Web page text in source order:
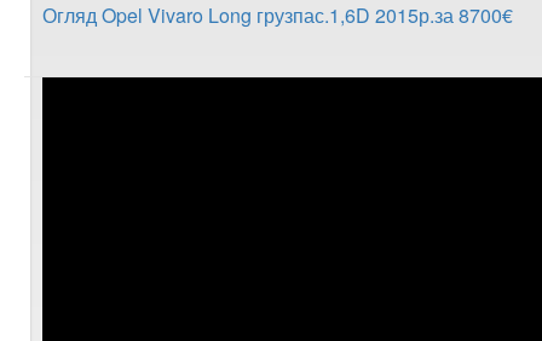
Огляд Opel Vivaro Long грузпас.1,6D 2015р.за 8700€